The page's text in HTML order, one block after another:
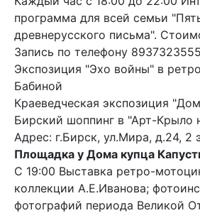
программа для всей семьи
древнерусского письма".
Запись по телефону
Экспозиция "Эхо войны" в
Бабиной
Краеведческая экспозиция
Бирский шоппинг в "Арт-Крыло
Адрес: г.Бирск, ул.Мира, д.24, 2
Площадка у Дома купца
С 19:00 Выставка ретро-
коллекции А.Е.Иванова;
фотографий периода Великой